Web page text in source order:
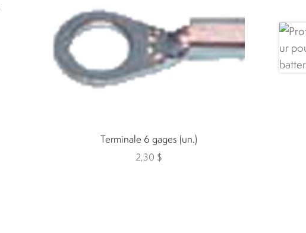
Terminale 6 gages (un.)
2,30 $